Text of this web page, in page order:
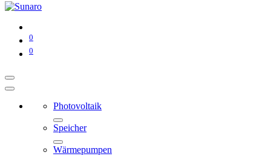
0
0
Photovoltaik
Speicher
Wärmepumpen